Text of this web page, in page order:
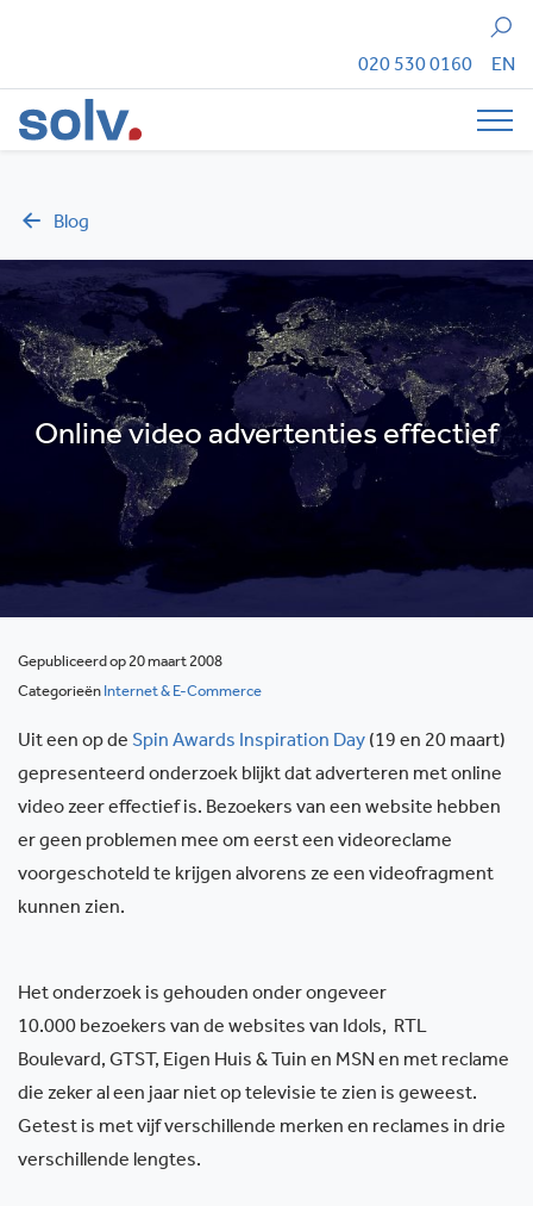
Zoeken
020 530 0160 EN
Blog
Online video advertenties effectief
Gepubliceerd op 20 maart 2008
Categorieën Internet & E-Commerce
Uit een op de Spin Awards Inspiration Day (19 en 20 maart)
gepresenteerd onderzoek blijkt dat adverteren met online
video zeer effectief is. Bezoekers van een website hebben
er geen problemen mee om eerst een videoreclame
voorgeschoteld te krijgen alvorens ze een videofragment
kunnen zien.
Het onderzoek is gehouden onder ongeveer
10.000 bezoekers van de websites van Idols, RTL
Boulevard, GTST, Eigen Huis & Tuin en MSN en met reclame
die zeker al een jaar niet op televisie te zien is geweest.
Getest is met vijf verschillende merken en reclames in drie
verschillende lengtes.